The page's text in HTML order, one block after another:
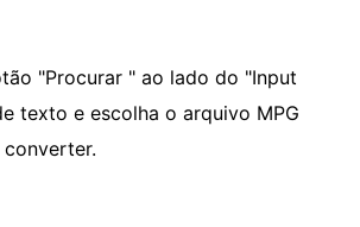
"Procurar " ao lado do "Input
texto e escolha o arquivo MPG